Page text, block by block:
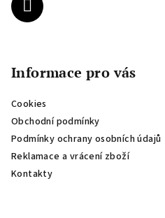
Informace pro vás
Cookies
Obchodní podmínky
Podmínky ochrany osobních údajů
Reklamace a vrácení zboží
Kontakty